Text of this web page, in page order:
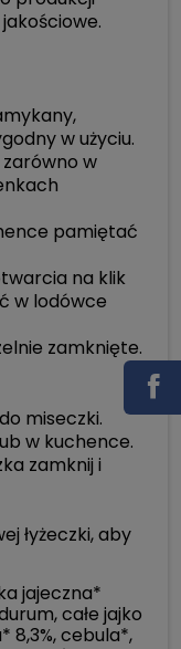
w użyciu.
w
pamiętać
na klik
w lodówce
zamknięte.
miseczki.
w kuchence.
zamknij i
łyżeczki, aby
jajeczna*
całe jajko
8,3%, cebula*,